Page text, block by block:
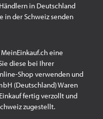
in Deutschland
in der Schweiz senden
eine
diese bei Ihrer
Shop verwenden und
(Deutschland) Waren
fertig verzollt und
zugestellt.